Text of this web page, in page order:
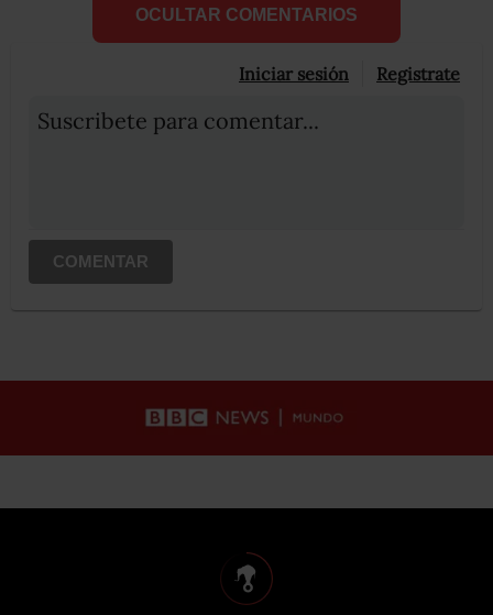
OCULTAR COMENTARIOS
Iniciar sesión Registrate
Suscribete para comentar...
COMENTAR